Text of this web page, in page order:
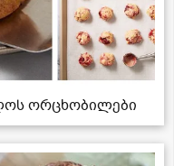
ორცხობილები